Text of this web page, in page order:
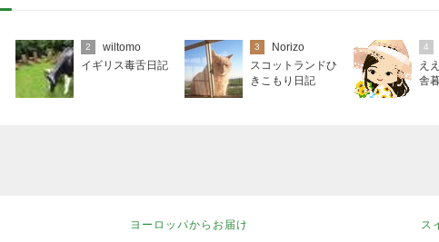
2
wiltomo
イギリス毒舌日記
3
Norizo
スコットランドひ
きこもり日記
4
え
舎
ヨーロッパからお届け ス